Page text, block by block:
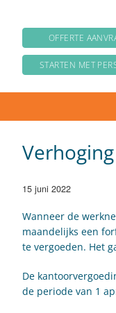
OFFERTE
STARTEN MET
15 juni 2022
Wanneer de
maandelijks een
te vergoeden. Het
De
de periode van 1